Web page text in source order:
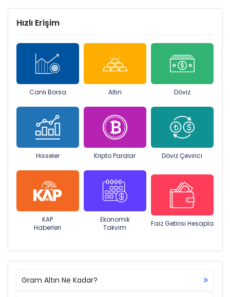
Hızlı Erişim
Canlı Borsa Altın Döviz
Hisseler Kripto Paralar Döviz Çevirici
KAP
Haberleri
Ekonomik
Takvim
Faiz Getirisi Hesapla
Gram Altın Ne Kadar?